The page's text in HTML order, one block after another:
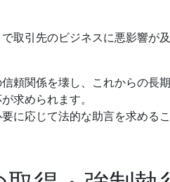
取引先のビジネスに悪影響が
頼関係を壊し、これからの長
求められます。
に応じて法的な助言を求めるこ